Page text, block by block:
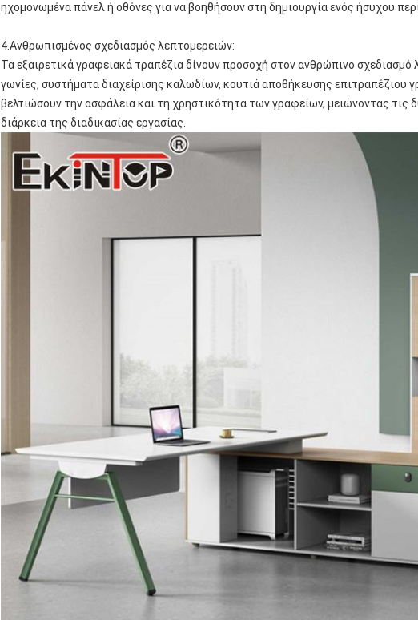
ηχομονωμένα πάνελ ή οθόνες για να βοηθήσουν στη δημιουργία ενός ήσυχου
4.Ανθρωπισμένος σχεδιασμός λεπτομερειών:
Τα εξαιρετικά γραφειακά τραπέζια δίνουν προσοχή στον ανθρώπινο
γωνίες, συστήματα διαχείρισης καλωδίων, κουτιά αποθήκευσης επιτραπέζιου
βελτιώσουν την ασφάλεια και τη χρηστικότητα των γραφείων, μειώνοντας τις
διάρκεια της διαδικασίας εργασίας.